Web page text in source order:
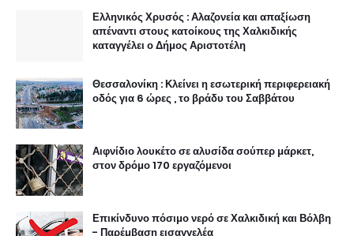
Ελληνικός Χρυσός : Αλαζονεία και απαξίωση
απέναντι στους κατοίκους της Χαλκιδικής
καταγγέλει ο Δήμος Αριστοτέλη
Θεσσαλονίκη : Κλείνει η εσωτερική περιφερειακή
οδός για 6 ώρες , το βράδυ του Σαββάτου
Αιφνίδιο λουκέτο σε αλυσίδα σούπερ μάρκετ,
στον δρόμο 170 εργαζόμενοι
Επικίνδυνο πόσιμο νερό σε Χαλκιδική και Βόλβη
- Παρέμβαση εισαγγελέα